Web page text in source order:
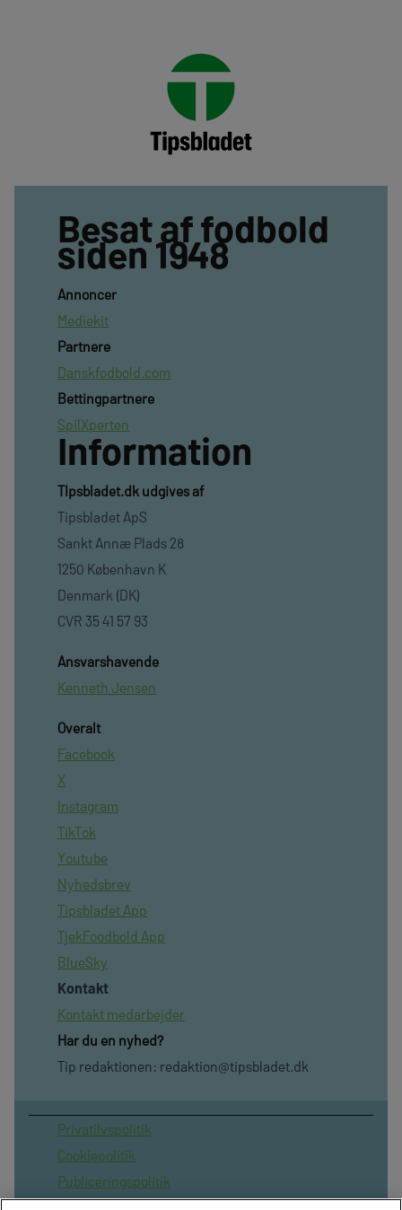
Besat af fodbold
siden 1948
Annoncer
Mediekit
Partnere
Danskfodbold.com
Bettingpartnere
SpilXperten
Information
TIpsbladet.dk udgives af
Tipsbladet ApS
Sankt Annæ Plads 28
1250 København K
Denmark (DK)
CVR 35 41 57 93
Ansvarshavende
Kenneth Jensen
Overalt
Facebook
X
Instagram
TikTok
Youtube
Nyhedsbrev
Tipsbladet App
TjekFoodbold App
BlueSky
Kontakt
Kontakt medarbejder
Har du en nyhed?
Tip redaktionen: redaktion@tipsbladet.dk
Privatilvspolitik
Cookiepolitik
Publiceringspolitik